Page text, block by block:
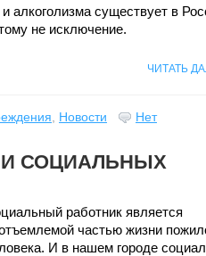
алкоголизма существует в
не исключение.
ЧИТАТЬ
, Новости
Нет
СОЦИАЛЬНЫХ
работник является
частью жизни
И в нашем городе